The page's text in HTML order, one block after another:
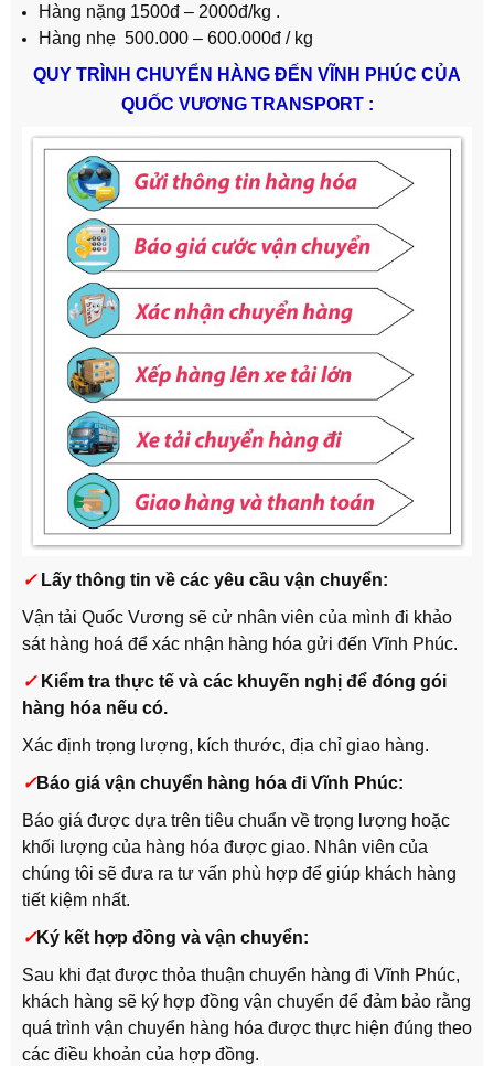
Hàng nặng 1500đ – 2000đ/kg .
Hàng nhẹ 500.000 – 600.000đ / kg
QUY TRÌNH CHUYỂN HÀNG ĐẾN VĨNH PHÚC CỦA
QUỐC VƯƠNG TRANSPORT :
✓ Lấy thông tin về các yêu cầu vận chuyển:
Vận tải Quốc Vương sẽ cử nhân viên của mình đi khảo
sát hàng hoá để xác nhận hàng hóa gửi đến Vĩnh Phúc.
✓ Kiểm tra thực tế và các khuyến nghị để đóng gói
hàng hóa nếu có.
Xác định trọng lượng, kích thước, địa chỉ giao hàng.
✓Báo giá vận chuyển hàng hóa đi Vĩnh Phúc:
Báo giá được dựa trên tiêu chuẩn về trọng lượng hoặc
khối lượng của hàng hóa được giao. Nhân viên của
chúng tôi sẽ đưa ra tư vấn phù hợp để giúp khách hàng
tiết kiệm nhất.
✓Ký kết hợp đồng và vận chuyển:
Sau khi đạt được thỏa thuận chuyển hàng đi Vĩnh Phúc,
khách hàng sẽ ký hợp đồng vận chuyển để đảm bảo rằng
quá trình vận chuyển hàng hóa được thực hiện đúng theo
các điều khoản của hợp đồng.